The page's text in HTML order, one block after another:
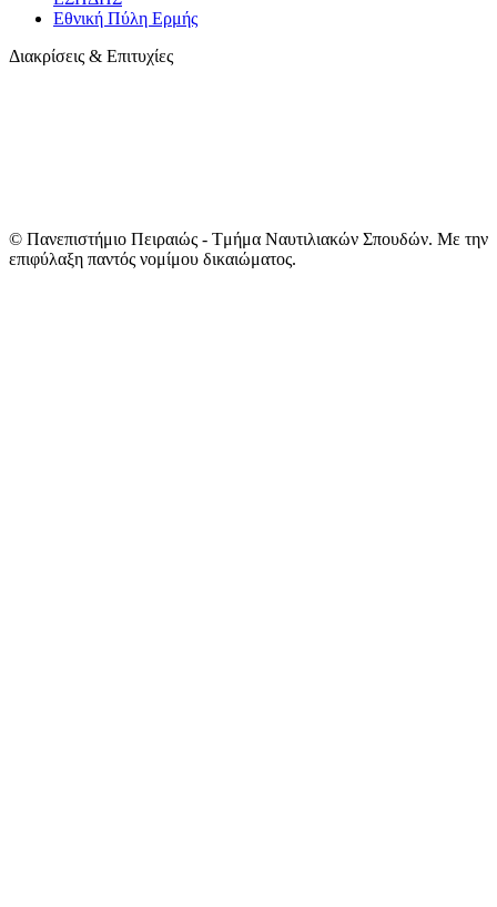
Εθνική Πύλη Ερμής
Διακρίσεις & Επιτυχίες
© Πανεπιστήμιο Πειραιώς - Tμήμα Ναυτιλιακών Σπουδών. Με την
επιφύλαξη παντός νομίμου δικαιώματος.